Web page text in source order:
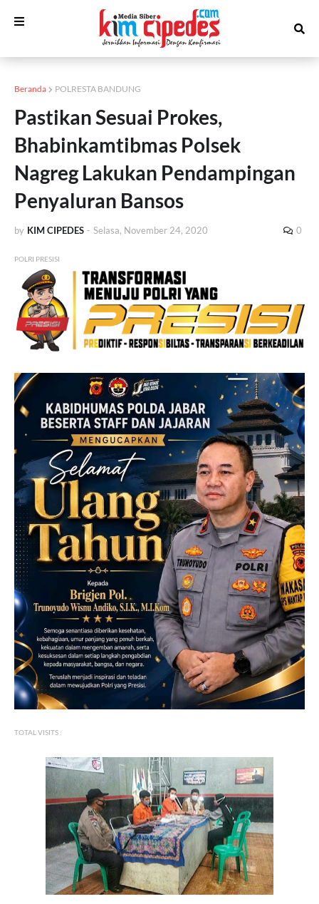
Beranda POLRESTA BANDUNG
Pastikan Sesuai Prokes,
Bhabinkamtibmas Polsek
Nagreg Lakukan Pendampingan
Penyaluran Bansos
by KIM CIPEDES - Selasa, November 24, 2020 0
POLRI PRESISI
TOTAL VISITS :